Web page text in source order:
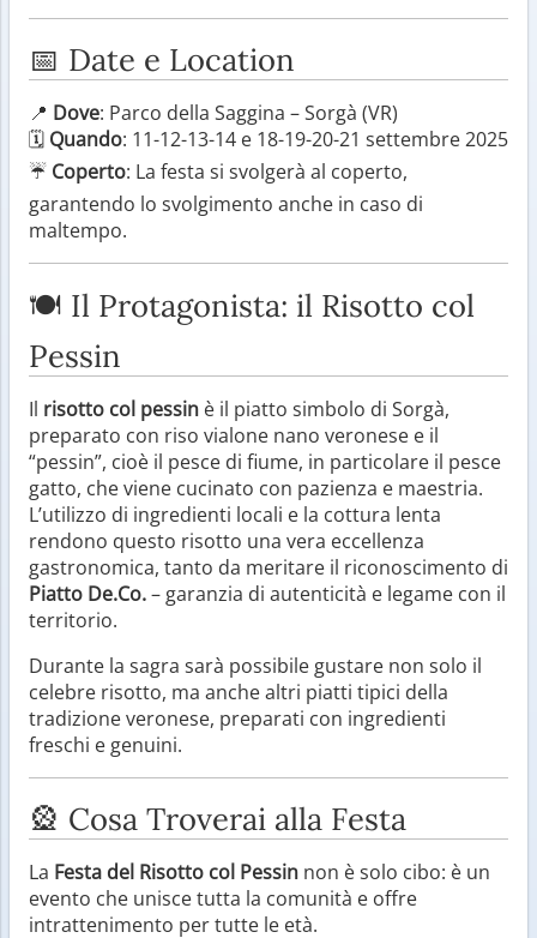
📅 Date e Location
📍 Dove: Parco della Saggina – Sorgà (VR)
🗓 Quando: 11-12-13-14 e 18-19-20-21 settembre 2025
☔ Coperto: La festa si svolgerà al coperto,
garantendo lo svolgimento anche in caso di
maltempo.
🍽 Il Protagonista: il Risotto col
Pessin
Il risotto col pessin è il piatto simbolo di Sorgà,
preparato con riso vialone nano veronese e il
“pessin”, cioè il pesce di fiume, in particolare il pesce
gatto, che viene cucinato con pazienza e maestria.
L’utilizzo di ingredienti locali e la cottura lenta
rendono questo risotto una vera eccellenza
gastronomica, tanto da meritare il riconoscimento di
Piatto De.Co.– garanzia di autenticità e legame con il
territorio.
Durante la sagra sarà possibile gustare non solo il
celebre risotto, ma anche altri piatti tipici della
tradizione veronese, preparati con ingredienti
freschi e genuini.
🎡 Cosa Troverai alla Festa
La Festa del Risotto col Pessin non è solo cibo: è un
evento che unisce tutta la comunità e offre
intrattenimento per tutte le età.